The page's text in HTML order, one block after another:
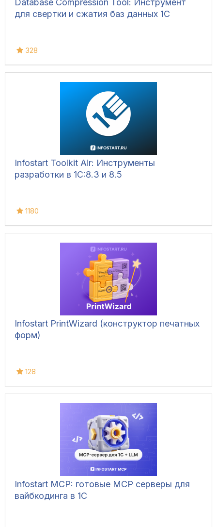
Database Compression Tool: Инструмент
для свертки и сжатия баз данных 1С
328
Infostart Toolkit Air: Инструменты
разработки в 1С:8.3 и 8.5
1180
Infostart PrintWizard (конструктор печатных
форм)
128
Infostart MCP: готовые MCP серверы для
вайбкодинга в 1С